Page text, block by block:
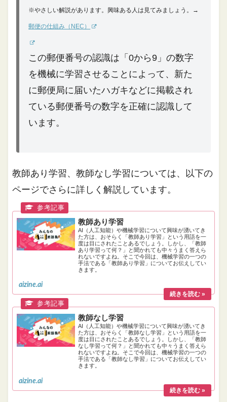
※やさしい解説があります。興味ある人は見てみましょう。→
郵便の仕組み（NEC）
この郵便番号の認識は「0から9」の数字
を機械に学習させることによって、新た
に郵便局に届いたハガキなどに掲載され
ている郵便番号の数字を正確に認識して
います。
教師あり学習、教師なし学習については、以下の
ページでさらに詳しく解説しています。
教師あり学習
AI（人工知能）や機械学習について興味が湧いてき
た方は、おそらく「教師あり学習」という用語を一
度は目にされたことあるでしょう。しかし、「教師
あり学習って何？」と聞かれても中々うまく答えら
れないですよね。そこで今回は、機械学習の一つの
手法である「教師あり学習」についてお伝えしてい
きます。
aizine.ai
教師なし学習
AI（人工知能）や機械学習について興味が湧いてき
た方は、おそらく「教師なし学習」という用語を一
度は目にされたことあるでしょう。しかし、「教師
なし学習って何？」と聞かれても中々うまく答えら
れないですよね。そこで今回は、機械学習の一つの
手法である「教師なし学習」についてお伝えしてい
きます。
aizine.ai